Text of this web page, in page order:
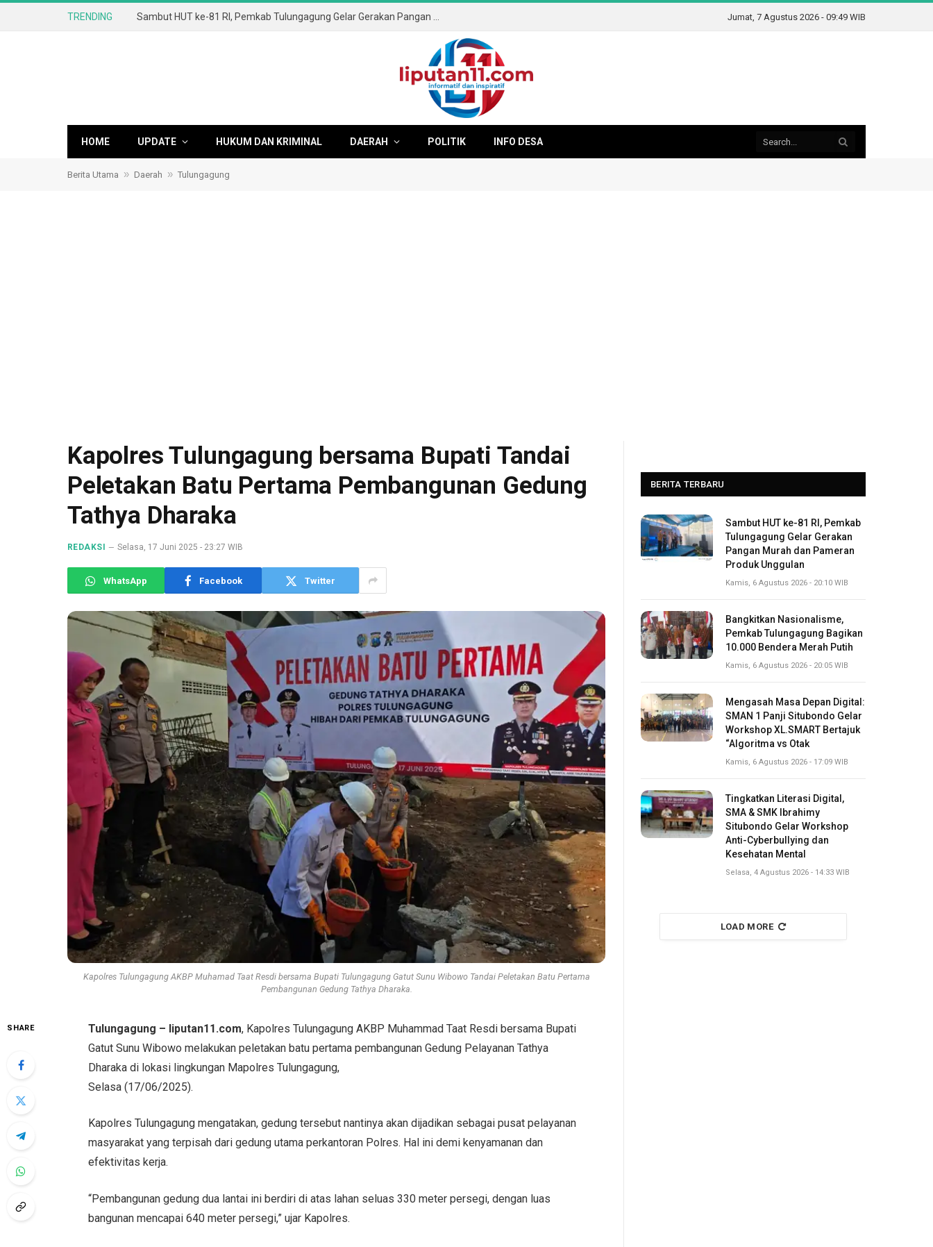
TRENDING Jumat, 7 Agustus 2026 - 09:49 WIB
HOME UPDATE HUKUM DAN KRIMINAL DAERAH POLITIK INFO DESA
Berita Utama » Daerah » Tulungagung
Kapolres Tulungagung bersama Bupati Tandai
Peletakan Batu Pertama Pembangunan Gedung
Tathya Dharaka
REDAKSI Selasa, 17 Juni 2025 - 23:27 WIB
WhatsApp Facebook Twitter
Kapolres Tulungagung AKBP Muhamad Taat Resdi bersama Bupati Tulungagung Gatut Sunu Wibowo Tandai Peletakan Batu Pertama
Pembangunan Gedung Tathya Dharaka.
SHARE Tulungagung – liputan11.com, Kapolres Tulungagung AKBP Muhammad Taat Resdi bersama Bupati
Gatut Sunu Wibowo melakukan peletakan batu pertama pembangunan Gedung Pelayanan Tathya
Dharaka di lokasi lingkungan Mapolres Tulungagung,
Selasa (17/06/2025).
Kapolres Tulungagung mengatakan, gedung tersebut nantinya akan dijadikan sebagai pusat pelayanan
masyarakat yang terpisah dari gedung utama perkantoran Polres. Hal ini demi kenyamanan dan
efektivitas kerja.
“Pembangunan gedung dua lantai ini berdiri di atas lahan seluas 330 meter persegi, dengan luas
bangunan mencapai 640 meter persegi,” ujar Kapolres.
BERITA TERBARU
Sambut HUT ke-81 RI, Pemkab
Tulungagung Gelar Gerakan
Pangan Murah dan Pameran
Produk Unggulan
Kamis, 6 Agustus 2026 - 20:10 WIB
Bangkitkan Nasionalisme,
Pemkab Tulungagung Bagikan
10.000 Bendera Merah Putih
Kamis, 6 Agustus 2026 - 20:05 WIB
Mengasah Masa Depan Digital:
SMAN 1 Panji Situbondo Gelar
Workshop XL.SMART Bertajuk
“Algoritma vs Otak
Kamis, 6 Agustus 2026 - 17:09 WIB
Tingkatkan Literasi Digital,
SMA & SMK Ibrahimy
Situbondo Gelar Workshop
Anti-Cyberbullying dan
Kesehatan Mental
Selasa, 4 Agustus 2026 - 14:33 WIB
LOAD MORE